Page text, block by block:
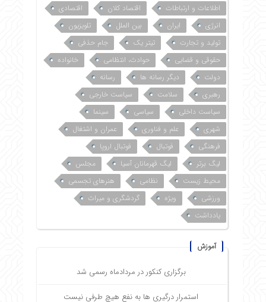
اطلاعات و ارتباطات
اقتصاد کلان
اقتصادی
انرژی
ایران بین الملل
تلویزیون
تولید و تجارت
تیتر یک
جام حذفی
حقوقی و قضایی
حوادث، انتظامی
خانواده
دولت
دیگر رسانه ها
رسانه
رهبری
سلامت
سیاست خارجی
سیاست داخلی
سیاسی
سینما
شهری
علم و فناوری
عمران و اشتغال
فرهنگی
فوتبال
فوتبال اروپا
لیگ برتر
لیگ قهرمانان آسیا
مجلس
محیط زیست
نظامی
هنرهای تجسمی
ورزشی
ویژه
گردشگری و میراث
یادداشت
آموزش
برگزاری کنکور در مردادماه رسمی شد
استمرار درگیری ها به نفع هیچ طرفی نیست